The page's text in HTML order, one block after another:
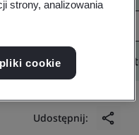
Udostępnij:
strony, analizowania
cookie